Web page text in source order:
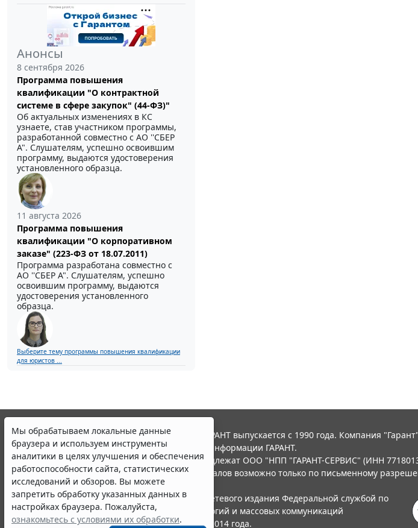
Анонсы
8 сентября 2026
Программа повышения
квалификации "О контрактной
системе в сфере закупок" (44-ФЗ)"
Об актуальных изменениях в КС
узнаете, став участником программы,
разработанной совместно с АО ''СБЕР
А". Слушателям, успешно освоившим
программу, выдаются удостоверения
установленного образца.
11 августа 2026
Программа повышения
квалификации "О корпоративном
заказе" (223-ФЗ от 18.07.2011)
Программа разработана совместно с
АО ''СБЕР А". Слушателям, успешно
освоившим программу, выдаются
удостоверения установленного
образца.
Выберите тему программы повышения квалификации
для юристов ...
Мы обрабатываем локальные данные
браузера и используем инструменты
аналитики в целях улучшения и обеспечения
работоспособности сайта, статистических
исследований и обзоров. Вы можете
запретить обработку указанных данных в
настройках браузера. Пожалуйста,
ознакомьтесь с условиями их обработки.
© ООО "НПП "ГАРАНТ-СЕРВИС", 2026. Система ГАРАНТ выпускается с 1990 года. Компания
участниками Российской ассоциации правовой информации ГАРАНТ.
Все права на материалы сайта ГАРАНТ.РУ принадлежат ООО "НПП "ГАРАНТ-СЕРВИС" (ИНН
Полное или частичное воспроизведение материалов возможно только по письменному
Правила использования портала.
Портал ГАРАНТ.РУ зарегистрирован в качестве сетевого издания Федеральной службой по
надзору в сфере связи,информационных технологий и массовых коммуникаций
(Роскомнадзором), Эл № ФС77-58365 от 18 июня 2014 года.